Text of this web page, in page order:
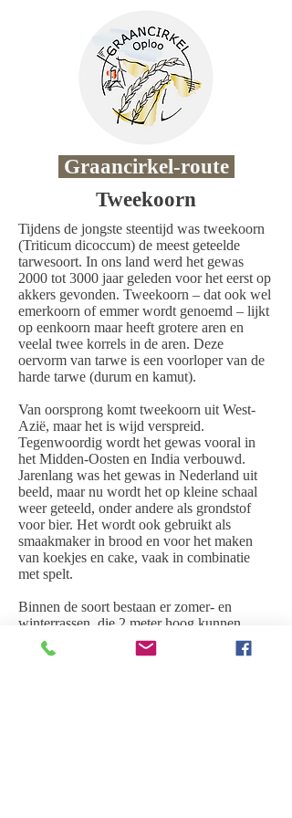
Graancirkel-route
Tweekoorn
Tijdens de jongste steentijd was tweekoorn
(Triticum dicoccum) de meest geteelde
tarwesoort. In ons land werd het gewas
2000 tot 3000 jaar geleden voor het eerst op
akkers gevonden. Tweekoorn – dat ook wel
emerkoorn of emmer wordt genoemd – lijkt
op eenkoorn maar heeft grotere aren en
veelal twee korrels in de aren. Deze
oervorm van tarwe is een voorloper van de
harde tarwe (durum en kamut).
Van oorsprong komt tweekoorn uit West-
Azië, maar het is wijd verspreid.
Tegenwoordig wordt het gewas vooral in
het Midden-Oosten en India verbouwd.
Jarenlang was het gewas in Nederland uit
beeld, maar nu wordt het op kleine schaal
weer geteeld, onder andere als grondstof
voor bier. Het wordt ook gebruikt als
smaakmaker in brood en voor het maken
van koekjes en cake, vaak in combinatie
met spelt.
Binnen de soort bestaan er zomer- en
winterrassen, die 2 meter hoog kunnen
worden. Ten opzichte van moderne
tarwesoorten is de korrel klein en dat geeft